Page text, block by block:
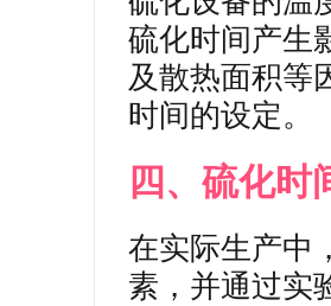
硫化时间产生
及散热面积等
时间的设定。
四、硫化时
在实际生产中
素，并通过实